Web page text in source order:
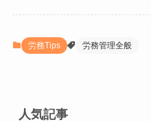
労務Tips 労務管理全般
人気記事